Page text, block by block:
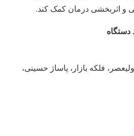
و اثربخشی درمان کمک کند.
ولیعصر، فلکه بازار، پاساژ حسینی،